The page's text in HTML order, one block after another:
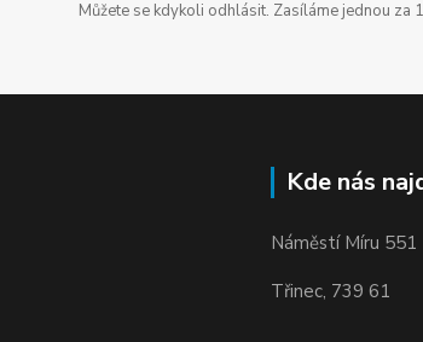
Můžete se kdykoli odhlásit. Zasíláme jednou za
Kde nás
Náměstí Míru 551
Třinec, 739 61